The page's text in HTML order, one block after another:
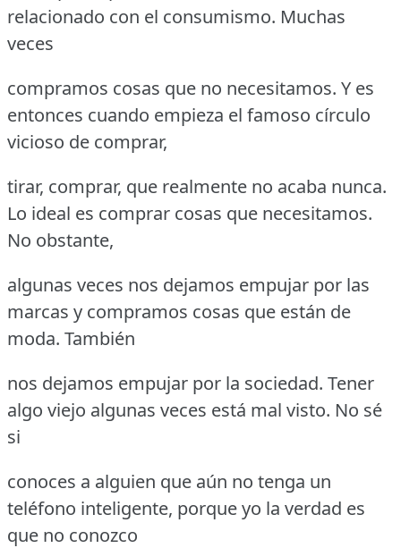
relacionado con el consumismo. Muchas
veces
compramos cosas que no necesitamos. Y es
entonces cuando empieza el famoso círculo
vicioso de comprar,
tirar, comprar, que realmente no acaba nunca.
Lo ideal es comprar cosas que necesitamos.
No obstante,
algunas veces nos dejamos empujar por las
marcas y compramos cosas que están de
moda. También
nos dejamos empujar por la sociedad. Tener
algo viejo algunas veces está mal visto. No sé
si
conoces a alguien que aún no tenga un
teléfono inteligente, porque yo la verdad es
que no conozco